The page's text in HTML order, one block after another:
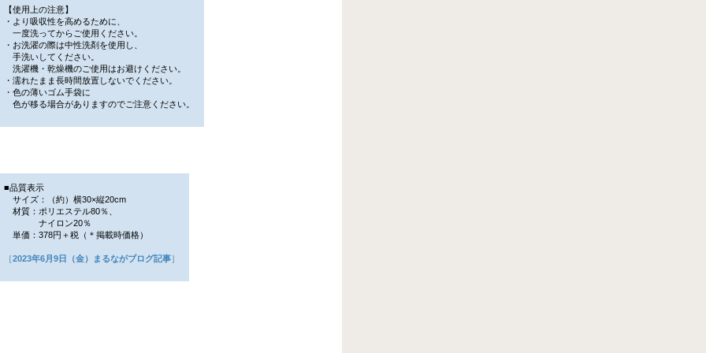
【使用上の注意】
・より吸収性を高めるために、
一度洗ってからご使用ください。
・お洗濯の際は中性洗剤を使用し、
手洗いしてください。
洗濯機・乾燥機のご使用はお避けください。
・濡れたまま長時間放置しないでください。
・色の薄いゴム手袋に
色が移る場合がありますのでご注意ください。
■品質表示
サイズ：（約）横30×縦20cm
材質：ポリエステル80％、
ナイロン20％
単価：378円＋税（＊掲載時価格）
［2023年6月9日（金）まるながブログ記事］